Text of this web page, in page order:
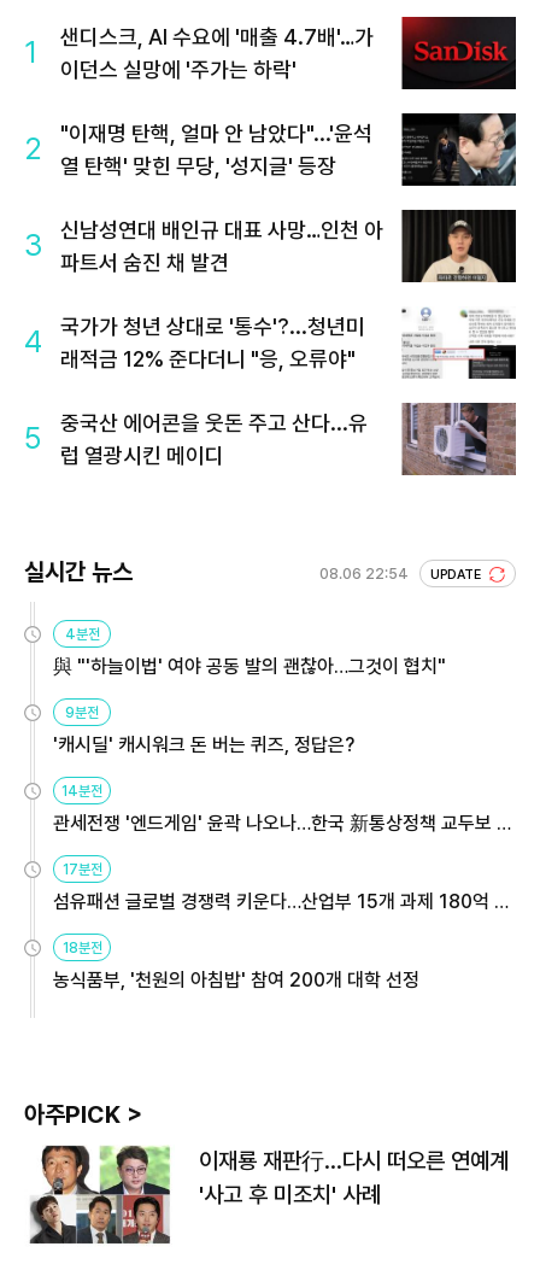
1
샌디스크, AI 수요에 '매출 4.7배'…가
이던스 실망에 '주가는 하락'
2
"이재명 탄핵, 얼마 안 남았다"...'윤석
열 탄핵' 맞힌 무당, '성지글' 등장
3
신남성연대 배인규 대표 사망…인천 아
파트서 숨진 채 발견
4
국가가 청년 상대로 '통수'?...청년미
래적금 12% 준다더니 "응, 오류야"
5
중국산 에어콘을 웃돈 주고 산다...유
럽 열광시킨 메이디
실시간 뉴스 08.06 22:54 UPDATE
4분전
與 "'하늘이법' 여야 공동 발의 괜찮아…그것이 협치"
9분전
'캐시딜' 캐시워크 돈 버는 퀴즈, 정답은?
14분전
관세전쟁 '엔드게임' 윤곽 나오나…한국 新통상정책 교두보 활
17분전
섬유패션 글로벌 경쟁력 키운다…산업부 15개 과제 180억 지
18분전
농식품부, '천원의 아침밥' 참여 200개 대학 선정
아주PICK >
이재룡 재판行…다시 떠오른 연예계
'사고 후 미조치' 사례